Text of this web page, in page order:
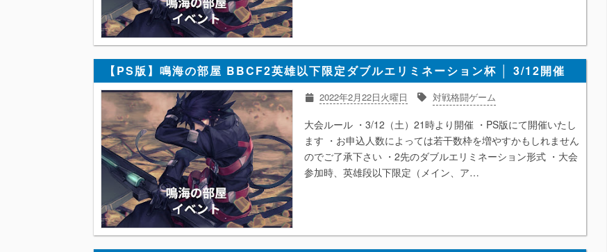
【PS版】鳴海の部屋 BBCF2英雄以下限定ダブルエリミネーション杯 │ 3/12開催
2022年2月22日火曜日 対戦格闘ゲーム
大会ルール ・3/12（土）21時より開催 ・PS版にて開催いたし
ます ・お申込人数によっては若干数枠を増やすかもしれません
のでご了承下さい ・2先のダブルエリミネーション形式 ・大会
参加時、英雄段以下限定（メイン、ア…